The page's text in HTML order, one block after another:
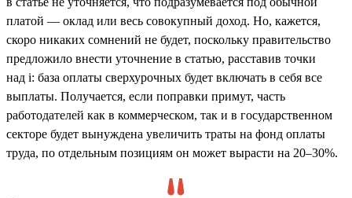
платой — оклад или весь совокупный доход. Но, кажется,
скоро никаких сомнений не будет, поскольку правительство
предложило внести уточнение в статью, расставив точки
над i: база оплаты сверхурочных будет включать в себя все
выплаты. Получается, если поправки примут, часть
работодателей как в коммерческом, так и в государственном
секторе будет вынуждена увеличить траты на фонд оплаты
труда, по отдельным позициям он может вырасти на 20–30%.